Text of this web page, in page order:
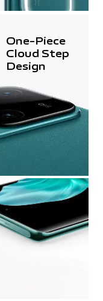
One-Piece
Cloud Step
Design